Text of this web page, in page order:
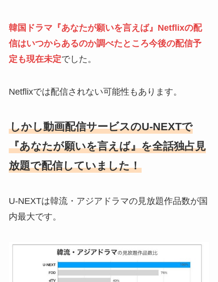
韓国ドラマ『あなたが願いを言えば』Netflixの配
信はいつからあるのか調べたところ今後の配信予
定も現在未定でした。
Netflixでは配信されない可能性もあります。
しかし動画配信サービスのU-NEXTで
『あなたが願いを言えば』を全話独占見
放題で配信していました！
U-NEXTは韓流・アジアドラマの見放題作品数が国
内最大です。